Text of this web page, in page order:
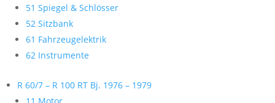
51 Spiegel & Schlösser
52 Sitzbank
61 Fahrzeugelektrik
62 Instrumente
R 60/7 – R 100 RT Bj. 1976 – 1979